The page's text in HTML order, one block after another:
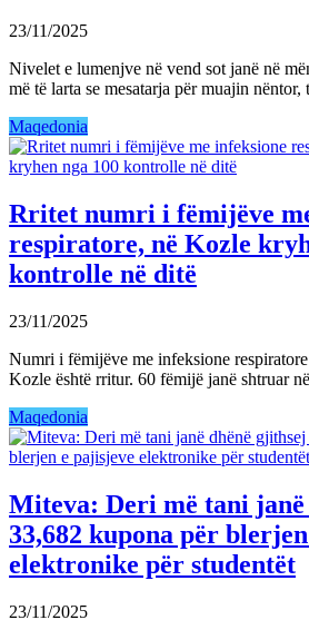
23/11/2025
Nivelet e lumenjve në vend sot janë në
më të larta se mesatarja për muajin
Maqedonia
Rritet numri i fëmijëve
respiratore, në Kozle
kontrolle në ditë
23/11/2025
Numri i fëmijëve me infeksione
Kozle është rritur. 60 fëmijë janë shtruar
Maqedonia
Miteva: Deri më tani janë
33,682 kupona për
elektronike për studentët
23/11/2025